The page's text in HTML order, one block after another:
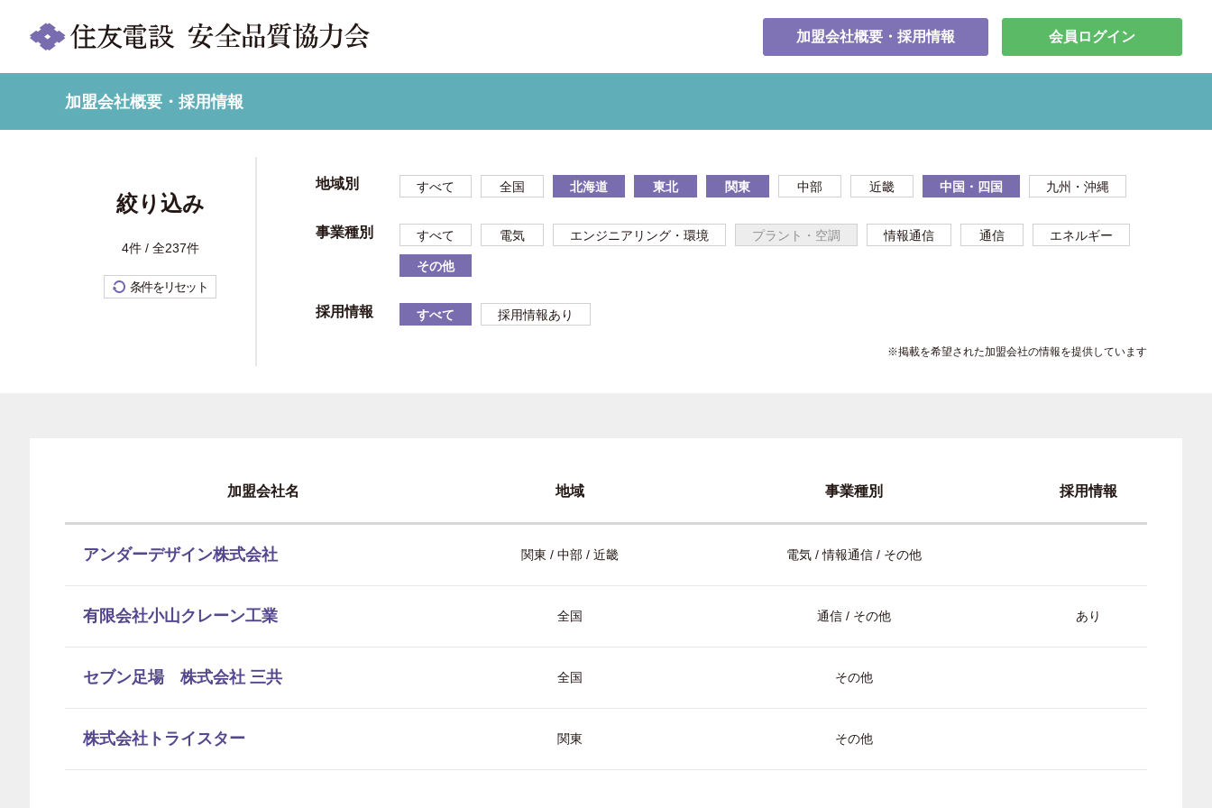
加盟会社概要・採用情報 会員ログイン
加盟会社概要・採用情報
絞り込み
4件 / 全237件
条件をリセット
地域別 すべて 全国 北海道 東北 関東 中部 近畿 中国・四国 九州・沖縄
事業種別 すべて 電気 エンジニアリング・環境 プラント・空調 情報通信 通信 エネルギー
その他
採用情報 すべて 採用情報あり
※掲載を希望された加盟会社の情報を提供しています
加盟会社名 地域 事業種別 採用情報
アンダーデザイン株式会社 関東 / 中部 / 近畿 電気 / 情報通信 / その他
有限会社小山クレーン工業 全国 通信 / その他 あり
セブン足場 株式会社 三共 全国 その他
株式会社トライスター 関東 その他